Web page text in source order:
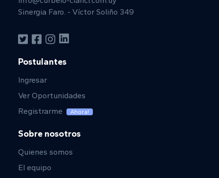
Sinergia Faro. - Víctor Soliño 349
Postulantes
Ingresar
Ver Oportunidades
Registrarme
Ahora!
Sobre nosotros
Quienes somos
El equipo